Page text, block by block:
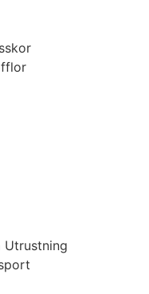
Utrustning